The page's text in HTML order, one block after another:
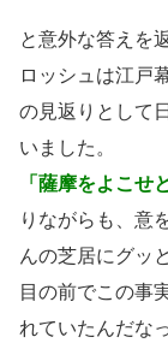
と意外な答えを
ロッシュは江戸
の見返りとして
いました。
「薩摩をよこせ
りながらも、意
んの芝居にグッ
目の前でこの事
れていたんだな